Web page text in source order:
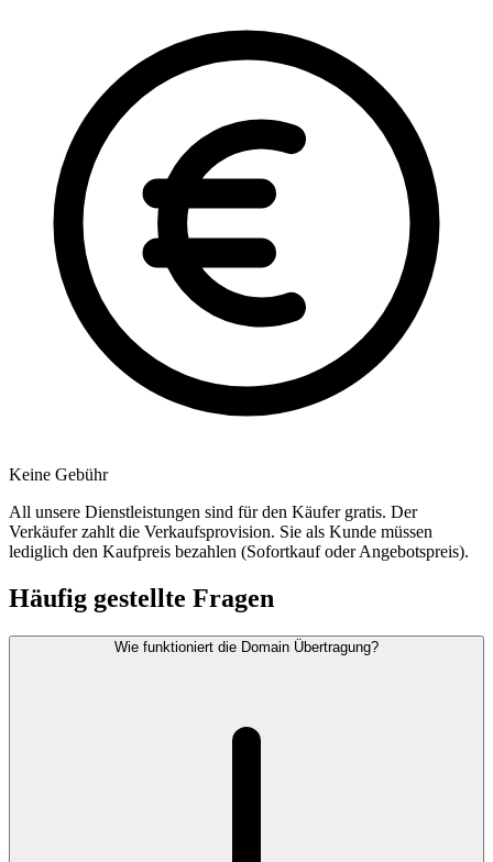
Keine Gebühr
All unsere Dienstleistungen sind für den Käufer gratis. Der
Verkäufer zahlt die Verkaufsprovision. Sie als Kunde müssen
lediglich den Kaufpreis bezahlen (Sofortkauf oder Angebotspreis).
Häufig gestellte Fragen
Wie funktioniert die Domain Übertragung?